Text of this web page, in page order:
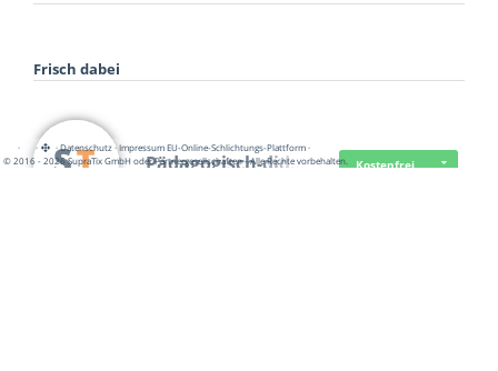
Frisch dabei
Pädagogisch-did… Kostenfrei
· · ·Datenschutz·Impressum EU-Online-Schlichtungs-Plattform·
© 2016 - 2026 SupraTix GmbH oder Partnergesellschaften - Alle Rechte vorbehalten.